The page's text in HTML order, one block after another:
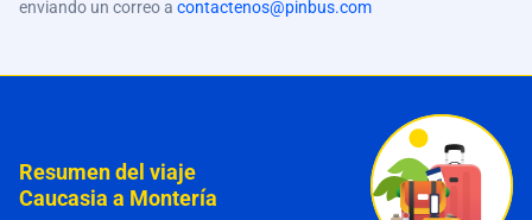
enviando un correo a contactenos@pinbus.com
Resumen del viaje
Caucasia a Montería